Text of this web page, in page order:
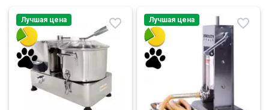
Лучшая цена Лучшая цена